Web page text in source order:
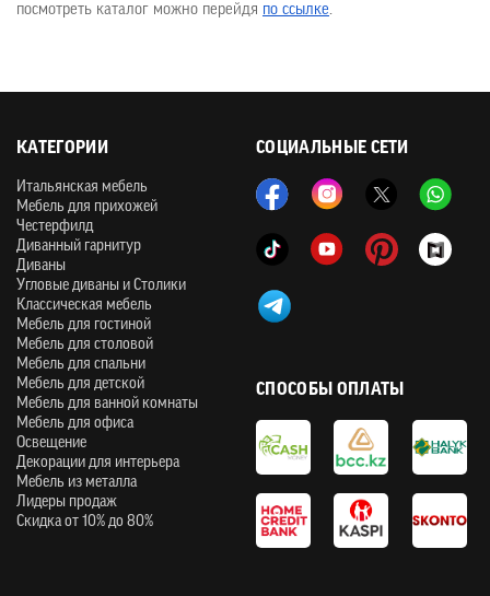
посмотреть каталог можно перейдя по ссылке.
СОЦИАЛЬНЫЕ СЕТИ
КАТЕГОРИИ
Итальянская мебель
Мебель для прихожей
Честерфилд
Диванный гарнитур
Диваны
Угловые диваны и Столики
Классическая мебель
Мебель для гостиной
Мебель для столовой
Мебель для спальни
Мебель для детской
Мебель для ванной комнаты
Мебель для офиса
Освещение
Декорации для интерьера
Мебель из металла
Лидеры продаж
Скидка от 10% до 80%
СПОСОБЫ ОПЛАТЫ